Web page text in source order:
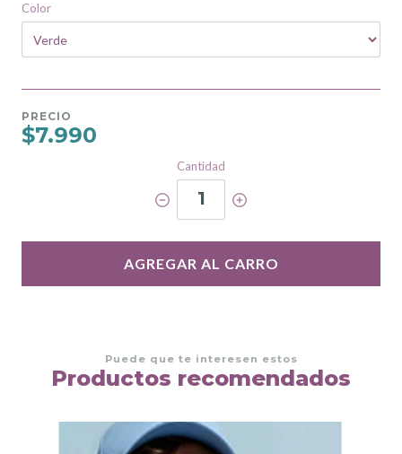
Color
PRECIO
$7.990
Cantidad
1
AGREGAR AL CARRO
Puede que te interesen estos
Productos recomendados